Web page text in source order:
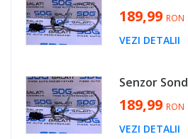
Special Price
189,99 RON
VEZI DETALII
Special Price
189,99 RON
VEZI DETALII